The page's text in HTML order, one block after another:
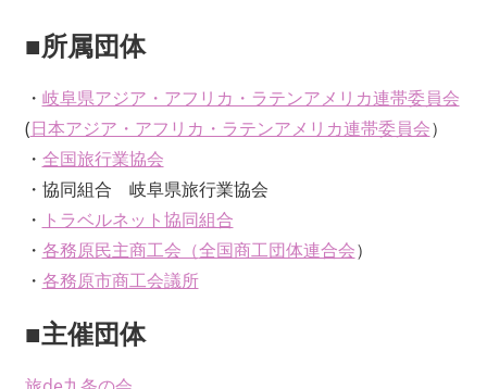
■所属団体
・ 岐阜県アジア・アフリカ・ラテンアメリカ連帯委員会
(日本アジア・アフリカ・ラテンアメリカ連帯委員会）
・ 全国旅行業協会
・協同組合 岐阜県旅行業協会
・ トラベルネット協同組合
・ 各務原民主商工会（全国商工団体連合会）
・ 各務原市商工会議所
■主催団体